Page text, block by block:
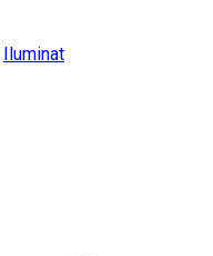
Iluminat